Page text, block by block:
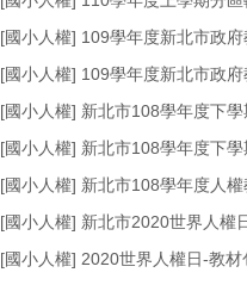
[國小人權] 109學年度新北市政
[國小人權] 109學年度新北市政
[國小人權] 新北市108學年度下
[國小人權] 新北市108學年度下
[國小人權] 新北市108學年度人
[國小人權] 新北市2020世界人權
[國小人權] 2020世界人權日-教材